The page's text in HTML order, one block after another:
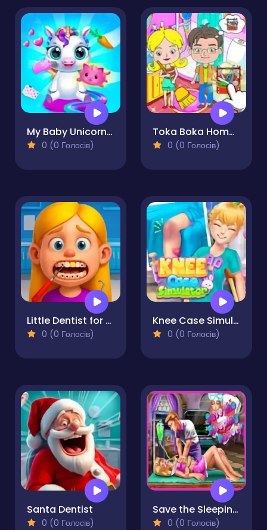
My Baby Unicorn - Pony Care
0 (0 Голосів)
Toka Boka Home Clean Up Design
0 (0 Голосів)
Little Dentist for Kids 2
0 (0 Голосів)
Knee Case Simulator
0 (0 Голосів)
Santa Dentist
0 (0 Голосів)
Save the Sleeping Beauty
0 (0 Голосів)